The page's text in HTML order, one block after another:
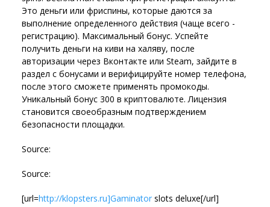
Это деньги или фриспины, которые даются за
выполнение определенного действия (чаще всего -
регистрацию). Максимальный бонус. Успейте
получить деньги на киви на халяву, после
авторизации через Вконтакте или Steam, зайдите в
раздел с бонусами и верифицируйте номер телефона,
после этого сможете применять промокоды.
Уникальный бонус 300 в криптовалюте. Лицензия
становится своеобразным подтверждением
безопасности площадки.
Source:
Source:
[url=http://klopsters.ru]Gaminator slots deluxe[/url]